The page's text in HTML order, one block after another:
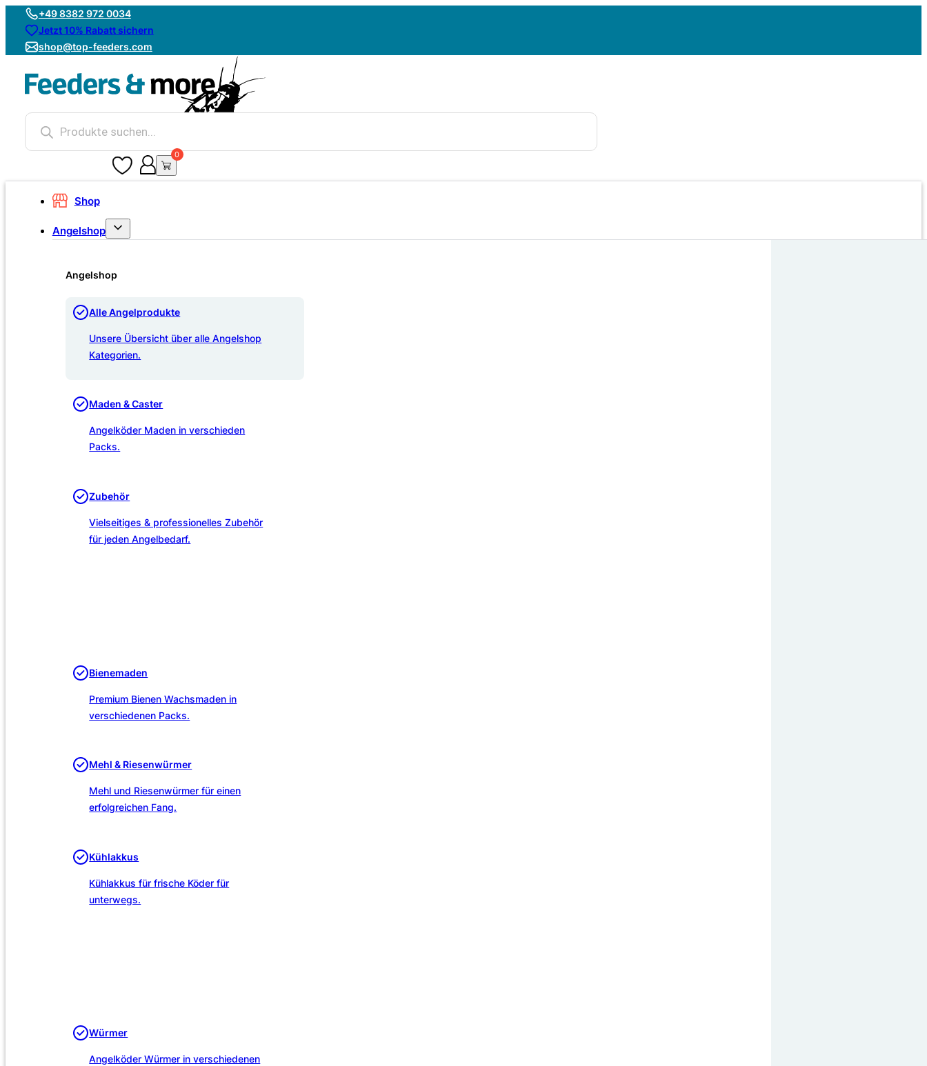
+49 8382 972 0034
Jetzt 10% Rabatt sichern
shop@top-feeders.com
Products
search
0 0
Shop
Angelshop
Angelshop
Alle Angelprodukte
Unsere Übersicht über alle Angelshop
Kategorien.
Maden & Caster
Angelköder Maden in verschieden
Packs.
Zubehör
Vielseitiges & professionelles Zubehör
für jeden Angelbedarf.
Bienemaden
Premium Bienen Wachsmaden in
verschiedenen Packs.
Mehl & Riesenwürmer
Mehl und Riesenwürmer für einen
erfolgreichen Fang.
Kühlakkus
Kühlakkus für frische Köder für
unterwegs.
Würmer
Angelköder Würmer in verschiedenen